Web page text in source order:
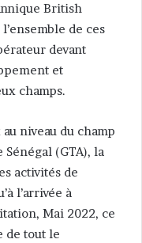
British
de ces
devant
et
champs.
niveau du champ
(GTA), la
activités de
l’arrivée à
Mai 2022, ce
de tout le